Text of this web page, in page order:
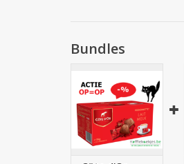
Bundles